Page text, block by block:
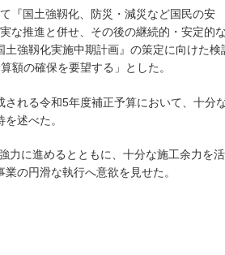
『国土強靱化、防災・減災など国民の安
な推進と併せ、その後の継続的・安定的な
強靱化実施中期計画』の策定に向けた検
額の確保を要望する」とした。
れる令和5年度補正予算において、十分
述べた。
力に進めるとともに、十分な施工余力を活
の円滑な執行へ意欲を見せた。